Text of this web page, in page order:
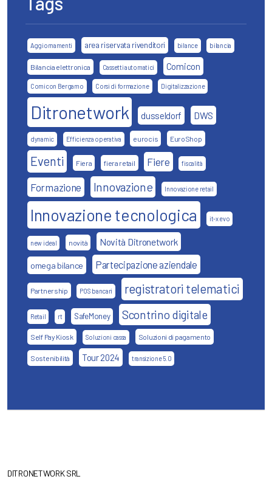
Aggiornamenti area riservata rivenditori bilance bilancia
Bilancia elettronica Cassetti automatici Comicon
Comicon Bergamo Corsi di formazione Digitalizzazione
Ditronetwork dusseldorf DWS
dynamic Efficienza operativa eurocis EuroShop
Eventi Fiera fiera retail Fiere fiscalità
Formazione Innovazione Innovazione retail
Innovazione tecnologica it-x evo
new ideal novità Novità Ditronetwork
omega bilance Partecipazione aziendale
Partnership POS bancari registratori telematici
Retail rt SafeMoney Scontrino digitale
Self Pay Kiosk Soluzioni cassa Soluzioni di pagamento
Sostenibilità Tour 2024 transizione 5.0
DITRONETWORK SRL